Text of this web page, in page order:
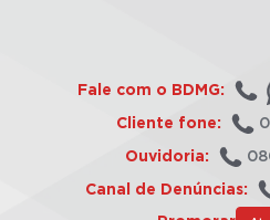
Fale com o BDMG:
Cliente fone:
Ouvidoria:
Canal de Denúncias: